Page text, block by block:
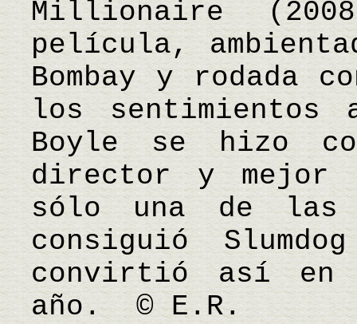
Millionaire
película,
Bombay y rodada
los
Boyle se hizo
director y mejor
sólo una de las
consiguió
convirtió así en
año. © E.R.